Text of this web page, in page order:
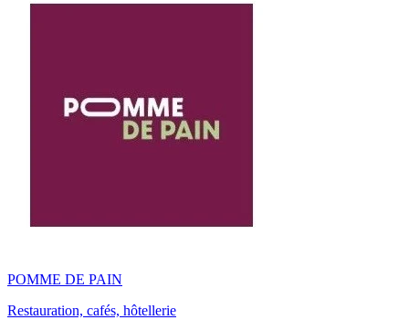
POMME DE PAIN
Restauration, cafés, hôtellerie